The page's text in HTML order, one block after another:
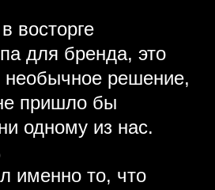
восторге
для бренда, это
необычное решение,
пришло бы
одному из нас.
именно то, что